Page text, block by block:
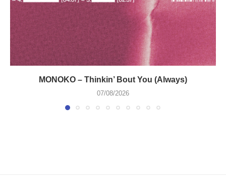
MONOKO – Thinkin’ Bout You (Always)
07/08/2026